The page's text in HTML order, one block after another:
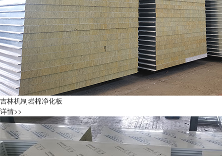
吉林机制岩棉净化板
详情>>